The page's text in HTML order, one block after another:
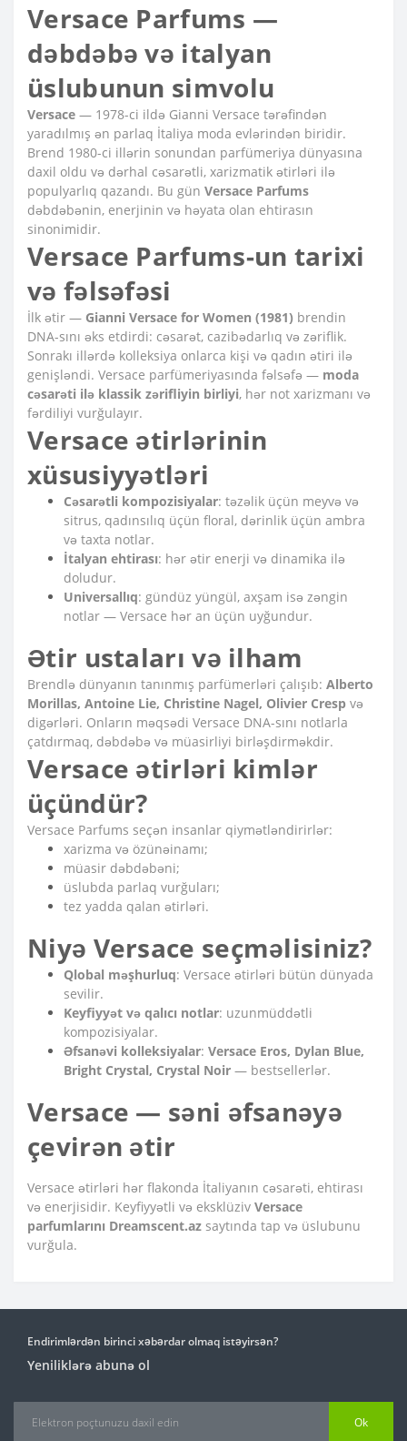
Versace Parfums —
dəbdəbə və italyan
üslubunun simvolu
Versace — 1978-ci ildə Gianni Versace tərəfindən
yaradılmış ən parlaq İtaliya moda evlərindən biridir.
Brend 1980-ci illərin sonundan parfümeriya dünyasına
daxil oldu və dərhal cəsarətli, xarizmatik ətirləri ilə
populyarlıq qazandı. Bu gün Versace Parfums
dəbdəbənin, enerjinin və həyata olan ehtirasın
sinonimidir.
Versace Parfums-un tarixi
və fəlsəfəsi
İlk ətir — Gianni Versace for Women (1981) brendin
DNA-sını əks etdirdi: cəsarət, cazibədarlıq və zəriflik.
Sonrakı illərdə kolleksiya onlarca kişi və qadın ətiri ilə
genişləndi. Versace parfümeriyasında fəlsəfə — moda
cəsarəti ilə klassik zərifliyin birliyi, hər not xarizmanı və
fərdiliyi vurğulayır.
Versace ətirlərinin
xüsusiyyətləri
Cəsarətli kompozisiyalar: təzəlik üçün meyvə və
sitrus, qadınsılıq üçün floral, dərinlik üçün ambra
və taxta notlar.
İtalyan ehtirası: hər ətir enerji və dinamika ilə
doludur.
Universallıq: gündüz yüngül, axşam isə zəngin
notlar — Versace hər an üçün uyğundur.
Ətir ustaları və ilham
Brendlə dünyanın tanınmış parfümerləri çalışıb: Alberto
Morillas, Antoine Lie, Christine Nagel, Olivier Cresp və
digərləri. Onların məqsədi Versace DNA-sını notlarla
çatdırmaq, dəbdəbə və müasirliyi birləşdirməkdir.
Versace ətirləri kimlər
üçündür?
Versace Parfums seçən insanlar qiymətləndirirlər:
xarizma və özünəinamı;
müasir dəbdəbəni;
üslubda parlaq vurğuları;
tez yadda qalan ətirləri.
Niyə Versace seçməlisiniz?
Qlobal məşhurluq: Versace ətirləri bütün dünyada
sevilir.
Keyfiyyət və qalıcı notlar: uzunmüddətli
kompozisiyalar.
Əfsanəvi kolleksiyalar: Versace Eros, Dylan Blue,
Bright Crystal, Crystal Noir — bestsellerlər.
Versace — səni əfsanəyə
çevirən ətir
Versace ətirləri hər flakonda İtaliyanın cəsarəti, ehtirası
və enerjisidir. Keyfiyyətli və eksklüziv Versace
parfumlarını Dreamscent.az saytında tap və üslubunu
vurğula.
Endirimlərdən birinci xəbərdar olmaq istəyirsən?
Yeniliklərə abunə ol
Ok